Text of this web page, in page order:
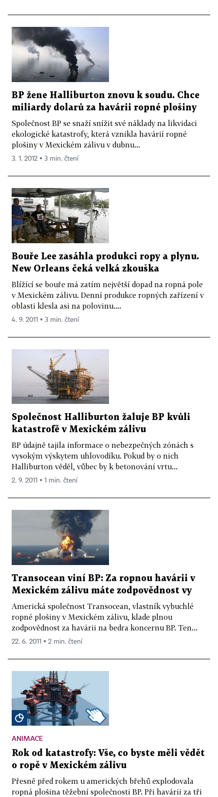
BP žene Halliburton znovu k soudu. Chce
miliardy dolarů za havárii ropné plošiny
Společnost BP se snaží snížit své náklady na likvidaci
ekologické katastrofy, která vznikla havárií ropné
plošiny v Mexickém zálivu v dubnu...
3. 1. 2012 ▪ 3 min. čtení
Bouře Lee zasáhla produkci ropy a plynu.
New Orleans čeká velká zkouška
Blížící se bouře má zatím největší dopad na ropná pole
v Mexickém zálivu. Denní produkce ropných zařízení v
oblasti klesla asi na polovinu....
4. 9. 2011 ▪ 3 min. čtení
Společnost Halliburton žaluje BP kvůli
katastrofě v Mexickém zálivu
BP údajně tajila informace o nebezpečných zónách s
vysokým výskytem uhlovodíku. Pokud by o nich
Halliburton věděl, vůbec by k betonování vrtu...
2. 9. 2011 ▪ 1 min. čtení
Transocean viní BP: Za ropnou havárii v
Mexickém zálivu máte zodpovědnost vy
Americká společnost Transocean, vlastník vybuchlé
ropné plošiny v Mexickém zálivu, klade plnou
zodpovědnost za havárii na bedra koncernu BP. Ten...
22. 6. 2011 ▪ 2 min. čtení
ANIMACE
Rok od katastrofy: Vše, co byste měli vědět
o ropě v Mexickém zálivu
Přesně před rokem u amerických břehů explodovala
ropná plošina těžební společnosti BP. Při havárii za tři